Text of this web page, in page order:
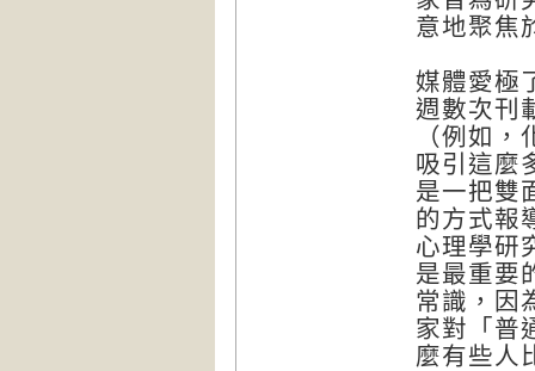
意地聚焦
媒體愛極
週數次刊
（例如
吸引這麼
是一把雙
的方式報
心理學研
是最重要
常識，因
家對「普
麼有些人